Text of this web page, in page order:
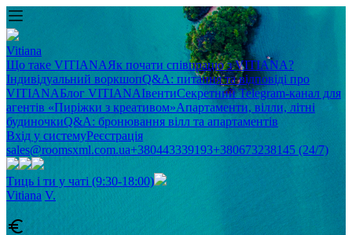
Vitiana
Що таке VITIANAЯк почати співпрацю з VITIANA?
Індивідуальний воркшопQ&A: питання та відповіді про
VITIANAБлог VITIANAІвентиСекретний Telegram-канал для
агентів «Пиріжки з креативом»Апартаменти, вілли, літні
будиночкиQ&A: бронювання вілл та апартаментів
Вхід у системуРеєстрація
sales@roomsxml.com.ua+380443339193+380673238145 (24/7)
Тиць і ти у чаті (9:30-18:00)
Vitiana V.